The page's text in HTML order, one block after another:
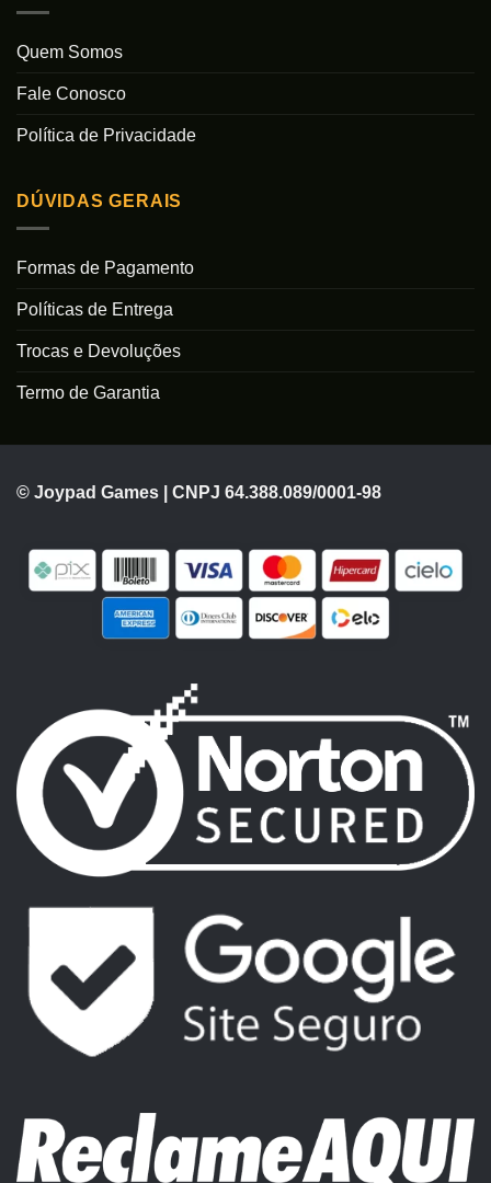
Quem Somos
Fale Conosco
Política de Privacidade
DÚVIDAS GERAIS
Formas de Pagamento
Políticas de Entrega
Trocas e Devoluções
Termo de Garantia
© Joypad Games | CNPJ 64.388.089/0001-98